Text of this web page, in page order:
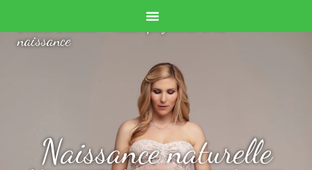
Doula Valérie - Accompagnante à la
naissance
Naissance naturelle